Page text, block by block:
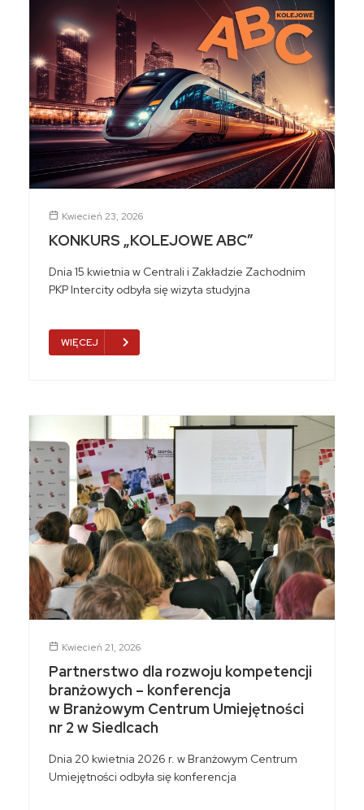
Kwiecień 23, 2026
KONKURS „KOLEJOWE ABC”
Dnia 15 kwietnia w Centrali i Zakładzie Zachodnim
PKP Intercity odbyła się wizyta studyjna
WIĘCEJ
Kwiecień 21, 2026
Partnerstwo dla rozwoju kompetencji
branżowych – konferencja
w Branżowym Centrum Umiejętności
nr 2 w Siedlcach
Dnia 20 kwietnia 2026 r. w Branżowym Centrum
Umiejętności odbyła się konferencja